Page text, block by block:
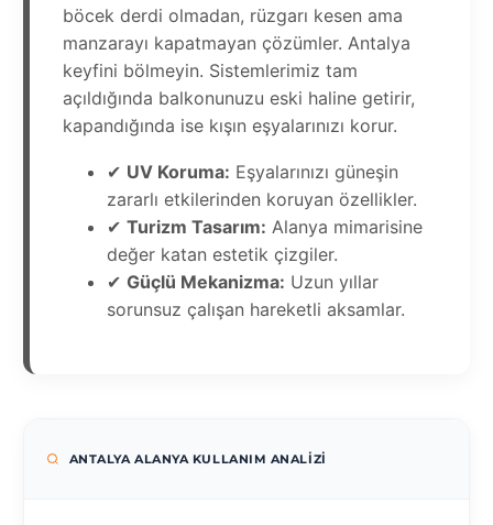
böcek derdi olmadan, rüzgarı kesen ama
manzarayı kapatmayan çözümler. Antalya
keyfini bölmeyin. Sistemlerimiz tam
açıldığında balkonunuzu eski haline getirir,
kapandığında ise kışın eşyalarınızı korur.
✔ UV Koruma: Eşyalarınızı güneşin
zararlı etkilerinden koruyan özellikler.
✔ Turizm Tasarım: Alanya mimarisine
değer katan estetik çizgiler.
✔ Güçlü Mekanizma: Uzun yıllar
sorunsuz çalışan hareketli aksamlar.
ANTALYA ALANYA KULLANIM ANALIZI